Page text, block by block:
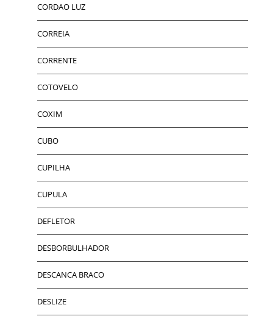
CORDAO LUZ
CORREIA
CORRENTE
COTOVELO
COXIM
CUBO
CUPILHA
CUPULA
DEFLETOR
DESBORBULHADOR
DESCANCA BRACO
DESLIZE